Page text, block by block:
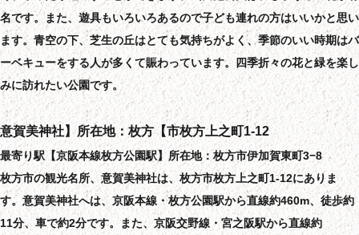
名です。また、遊具もいろいろあるので子ども連れの方はいいかと思い
ます。青空の下、芝生の丘はとても気持ちがよく、季節のいい時期はバ
ーベキューをする人が多くて賑わっています。四季折々の花と緑を楽し
みに訪れたい公園です。
意賀美神社】所在地：枚方【市枚方上之町1-12
最寄り駅【京阪本線枚方公園駅】所在地：枚方市伊加賀東町3−8
枚方市の観光名所、意賀美神社は、枚方市枚方上之町1-12にありま
す。意賀美神社へは、京阪本線・枚方公園駅から直線約460m、徒歩約
11分、車で約2分です。また、京阪交野線・宮之阪駅から直線約